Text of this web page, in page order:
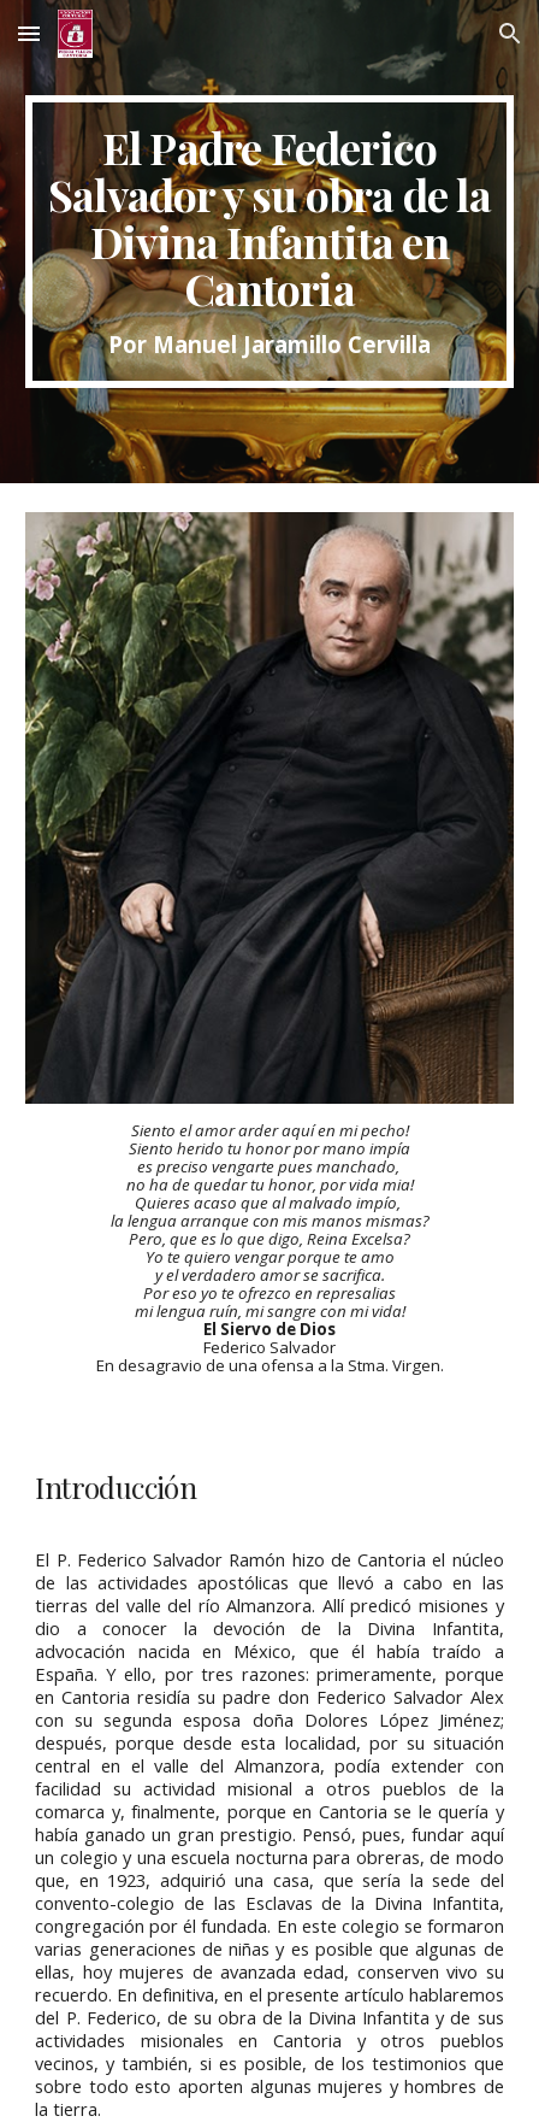
Skip to main content Skip to navigation
El Padre Federico
Salvador y su obra de la
Divina Infantita en
Cantoria
Por Manuel Jaramillo Cervilla
Siento el amor arder aquí en mi pecho!
Siento herido tu honor por mano impía
es preciso vengarte pues manchado,
no ha de quedar tu honor, por vida mia!
Quieres acaso que al malvado impío,
la lengua arranque con mis manos mismas?
Pero, que es lo que digo, Reina Excelsa?
Yo te quiero vengar porque te amo
y el verdadero amor se sacrifica.
Por eso yo te ofrezco en represalias
mi lengua ruín, mi sangre con mi vida!
El Siervo de Dios
Federico Salvador
En desagravio de una ofensa a la Stma. Virgen.
Introducción
El P. Federico Salvador Ramón hizo de Cantoria el núcleo
de las actividades apostólicas que llevó a cabo en las
tierras del valle del río Almanzora. Allí predicó misiones y
dio a conocer la devoción de la Divina Infantita,
advocación nacida en México, que él había traído a
España. Y ello, por tres razones: primeramente, porque
en Cantoria residía su padre don Federico Salvador Alex
con su segunda esposa doña Dolores López Jiménez;
después, porque desde esta localidad, por su situación
central en el valle del Almanzora, podía extender con
facilidad su actividad misional a otros pueblos de la
comarca y, finalmente, porque en Cantoria se le quería y
había ganado un gran prestigio. Pensó, pues, fundar aquí
un colegio y una escuela nocturna para obreras, de modo
que, en 1923, adquirió una casa, que sería la sede del
convento-colegio de las Esclavas de la Divina Infantita,
congregación por él fundada. En este colegio se formaron
varias generaciones de niñas y es posible que algunas de
ellas, hoy mujeres de avanzada edad, conserven vivo su
recuerdo. En definitiva, en el presente artículo hablaremos
del P. Federico, de su obra de la Divina Infantita y de sus
actividades misionales en Cantoria y otros pueblos
vecinos, y también, si es posible, de los testimonios que
sobre todo esto aporten algunas mujeres y hombres de
la tierra.